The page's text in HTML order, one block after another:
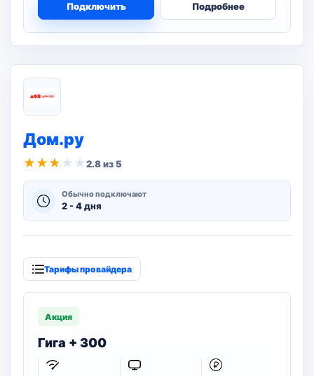
Подключить Подробнее
Дом.ру
★ ★ ★ ★ ★2.8 из 5
Обычно подключают
2 - 4 дня
Тарифы провайдера
Акция
Гига + 300